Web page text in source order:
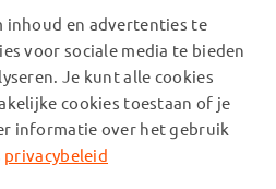
en exclusief verzendkosten.
genoemde handelsmerken de
inhoud en advertenties te
voor sociale media te bieden
Je kunt alle cookies
cookies toestaan of je
informatie over het gebruik
privacybeleid